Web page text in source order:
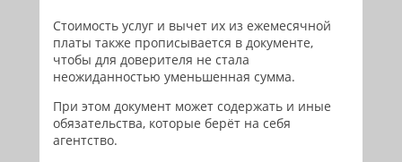
Стоимость услуг и вычет их из ежемесячной
платы также прописывается в документе,
чтобы для доверителя не стала
неожиданностью уменьшенная сумма.
При этом документ может содержать и иные
обязательства, которые берёт на себя
агентство.